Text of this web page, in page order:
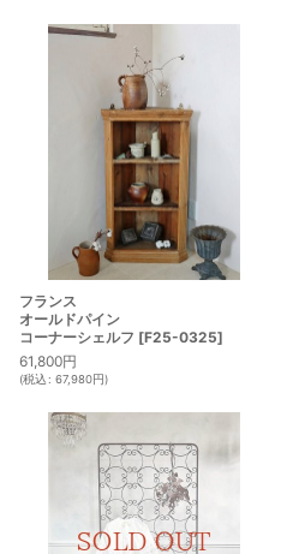
フランス
オールドパイン
コーナーシェルフ [F25-0325]
61,800円
(税込: 67,980円)